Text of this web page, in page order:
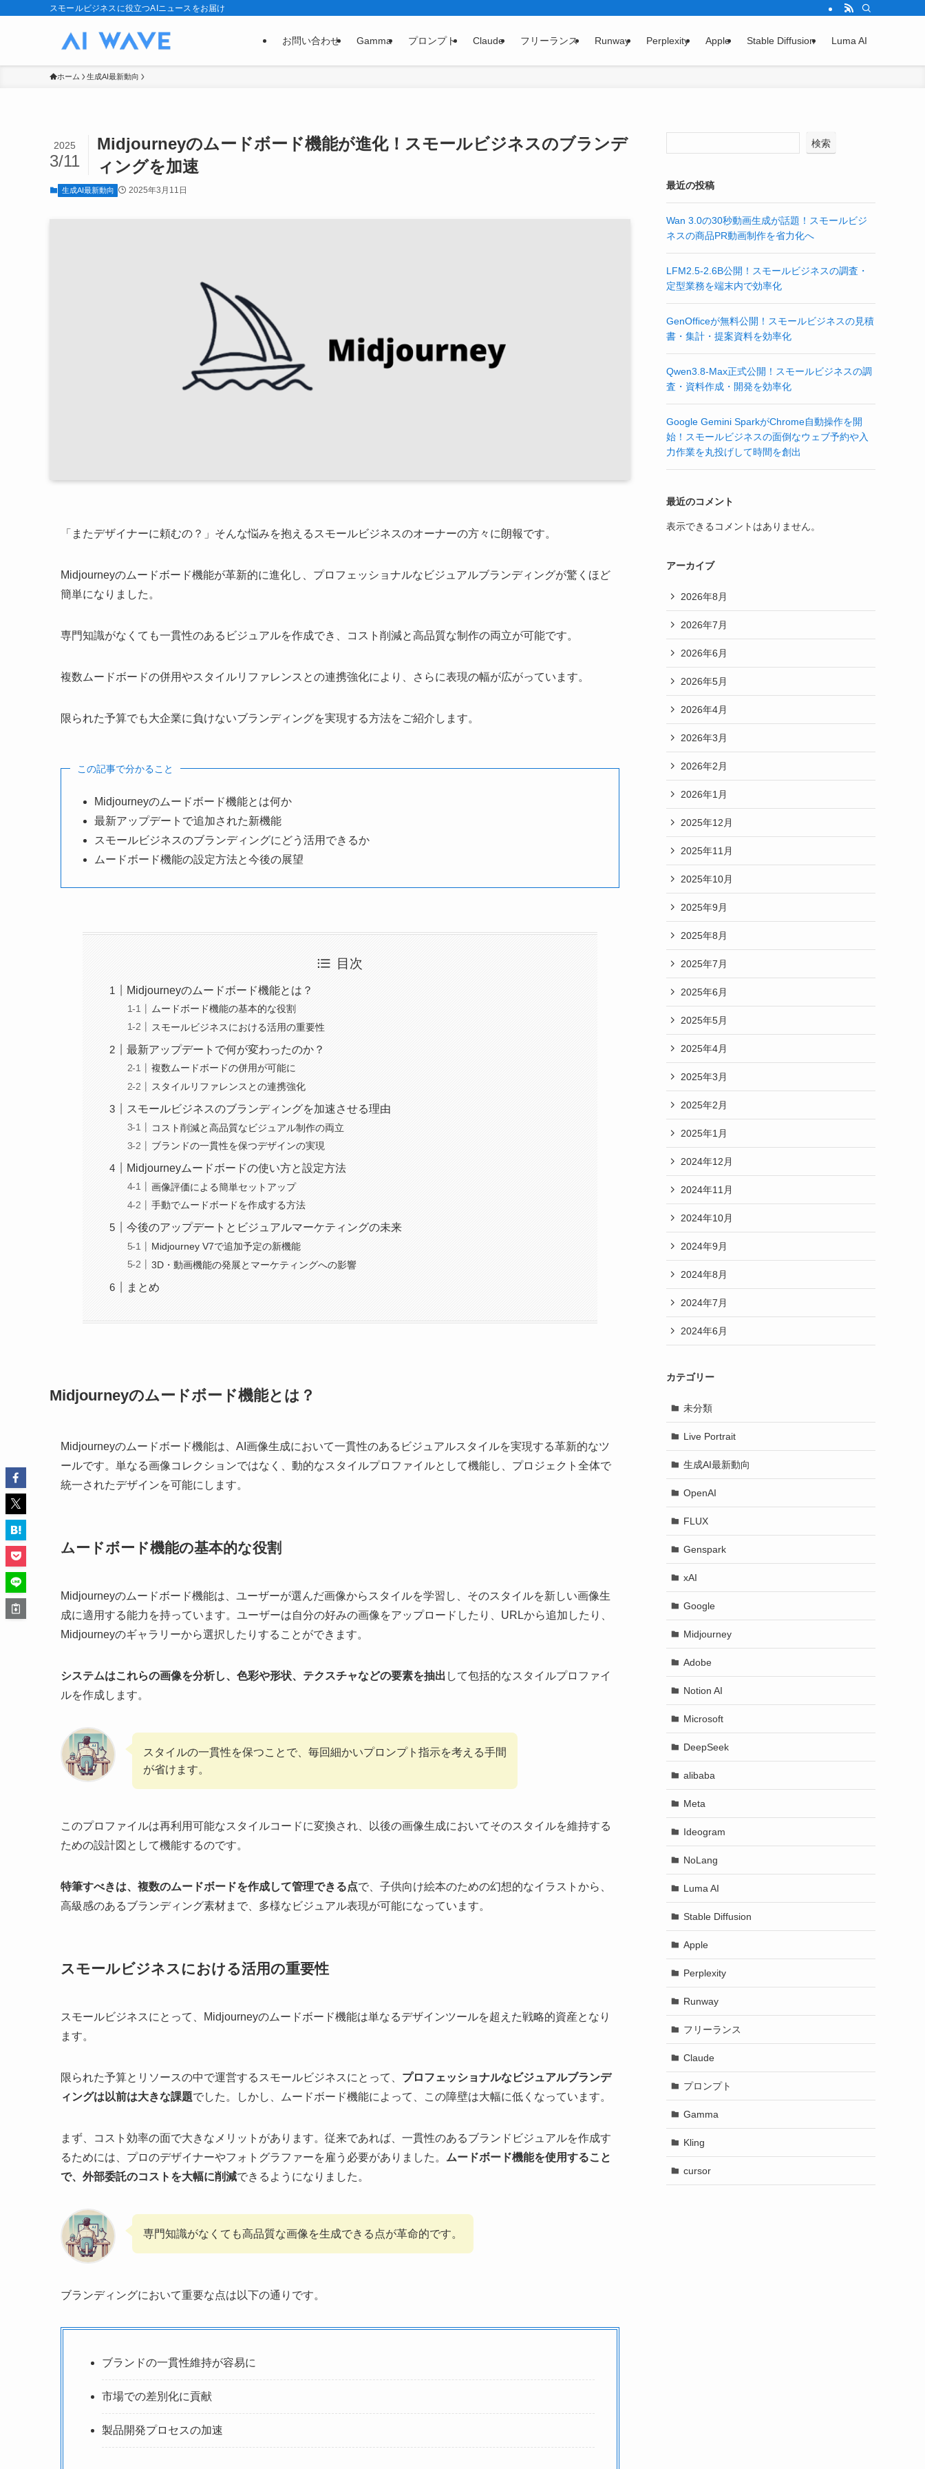
スモールビジネスに役立つAIニュースをお届け
お問い合わせ Gamma プロンプト Claude フリーランス Runway Perplexity Apple Stable Diffusion Luma AI
ホーム 生成AI最新動向
Midjourneyのムードボード機能が進化！スモールビジネスのブランデ
ィングを加速
2025
3/11
生成AI最新動向 2025年3月11日
「またデザイナーに頼むの？」そんな悩みを抱えるスモールビジネスのオーナーの方々に朗報です。
Midjourneyのムードボード機能が革新的に進化し、プロフェッショナルなビジュアルブランディングが驚くほど
簡単になりました。
専門知識がなくても一貫性のあるビジュアルを作成でき、コスト削減と高品質な制作の両立が可能です。
複数ムードボードの併用やスタイルリファレンスとの連携強化により、さらに表現の幅が広がっています。
限られた予算でも大企業に負けないブランディングを実現する方法をご紹介します。
この記事で分かること
Midjourneyのムードボード機能とは何か
最新アップデートで追加された新機能
スモールビジネスのブランディングにどう活用できるか
ムードボード機能の設定方法と今後の展望
目次
Midjourneyのムードボード機能とは？
ムードボード機能の基本的な役割
スモールビジネスにおける活用の重要性
最新アップデートで何が変わったのか？
複数ムードボードの併用が可能に
スタイルリファレンスとの連携強化
スモールビジネスのブランディングを加速させる理由
コスト削減と高品質なビジュアル制作の両立
ブランドの一貫性を保つデザインの実現
Midjourneyムードボードの使い方と設定方法
画像評価による簡単セットアップ
手動でムードボードを作成する方法
今後のアップデートとビジュアルマーケティングの未来
Midjourney V7で追加予定の新機能
3D・動画機能の発展とマーケティングへの影響
まとめ
Midjourneyのムードボード機能とは？
Midjourneyのムードボード機能は、AI画像生成において一貫性のあるビジュアルスタイルを実現する革新的なツ
ールです。単なる画像コレクションではなく、動的なスタイルプロファイルとして機能し、プロジェクト全体で
統一されたデザインを可能にします。
ムードボード機能の基本的な役割
Midjourneyのムードボード機能は、ユーザーが選んだ画像からスタイルを学習し、そのスタイルを新しい画像生
成に適用する能力を持っています。ユーザーは自分の好みの画像をアップロードしたり、URLから追加したり、
Midjourneyのギャラリーから選択したりすることができます。
システムはこれらの画像を分析し、色彩や形状、テクスチャなどの要素を抽出 して包括的なスタイルプロファイ
ルを作成します。
スタイルの一貫性を保つことで、毎回細かいプロンプト指示を考える手間
が省けます。
このプロファイルは再利用可能なスタイルコードに変換され、以後の画像生成においてそのスタイルを維持する
ための設計図として機能するのです。
特筆すべきは、複数のムードボードを作成して管理できる点で、子供向け絵本のための幻想的なイラストから、
高級感のあるブランディング素材まで、多様なビジュアル表現が可能になっています。
スモールビジネスにおける活用の重要性
スモールビジネスにとって、Midjourneyのムードボード機能は単なるデザインツールを超えた戦略的資産となり
ます。
限られた予算とリソースの中で運営するスモールビジネスにとって、 プロフェッショナルなビジュアルブランデ
ィングは以前は大きな課題でした。しかし、ムードボード機能によって、この障壁は大幅に低くなっています。
まず、コスト効率の面で大きなメリットがあります。従来であれば、一貫性のあるブランドビジュアルを作成す
るためには、プロのデザイナーやフォトグラファーを雇う必要がありました。 ムードボード機能を使用すること
で、外部委託のコストを大幅に削減できるようになりました。
専門知識がなくても高品質な画像を生成できる点が革命的です。
ブランディングにおいて重要な点は以下の通りです。
ブランドの一貫性維持が容易に
市場での差別化に貢献
製品開発プロセスの加速
検索
最近の投稿
Wan 3.0の30秒動画生成が話題！スモールビジ
ネスの商品PR動画制作を省力化へ
LFM2.5-2.6B公開！スモールビジネスの調査・
定型業務を端末内で効率化
GenOfficeが無料公開！スモールビジネスの見積
書・集計・提案資料を効率化
Qwen3.8-Max正式公開！スモールビジネスの調
査・資料作成・開発を効率化
Google Gemini SparkがChrome自動操作を開
始！スモールビジネスの面倒なウェブ予約や入
力作業を丸投げして時間を創出
最近のコメント
表示できるコメントはありません。
アーカイブ
2026年8月
2026年7月
2026年6月
2026年5月
2026年4月
2026年3月
2026年2月
2026年1月
2025年12月
2025年11月
2025年10月
2025年9月
2025年8月
2025年7月
2025年6月
2025年5月
2025年4月
2025年3月
2025年2月
2025年1月
2024年12月
2024年11月
2024年10月
2024年9月
2024年8月
2024年7月
2024年6月
カテゴリー
未分類
Live Portrait
生成AI最新動向
OpenAI
FLUX
Genspark
xAI
Google
Midjourney
Adobe
Notion AI
Microsoft
DeepSeek
alibaba
Meta
Ideogram
NoLang
Luma AI
Stable Diffusion
Apple
Perplexity
Runway
フリーランス
Claude
プロンプト
Gamma
Kling
cursor